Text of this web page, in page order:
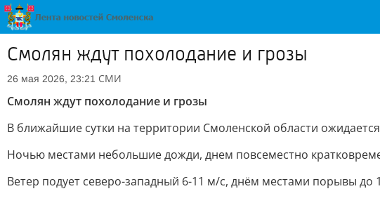
Смолян ждут похолодание и грозы
26 мая 2026, 23:21 СМИ
Смолян ждут похолодание и грозы
В ближайшие сутки на территории Смоленской области
Ночью местами небольшие дожди, днем повсеместно
Ветер подует северо-западный 6-11 м/с, днём местами порывы до